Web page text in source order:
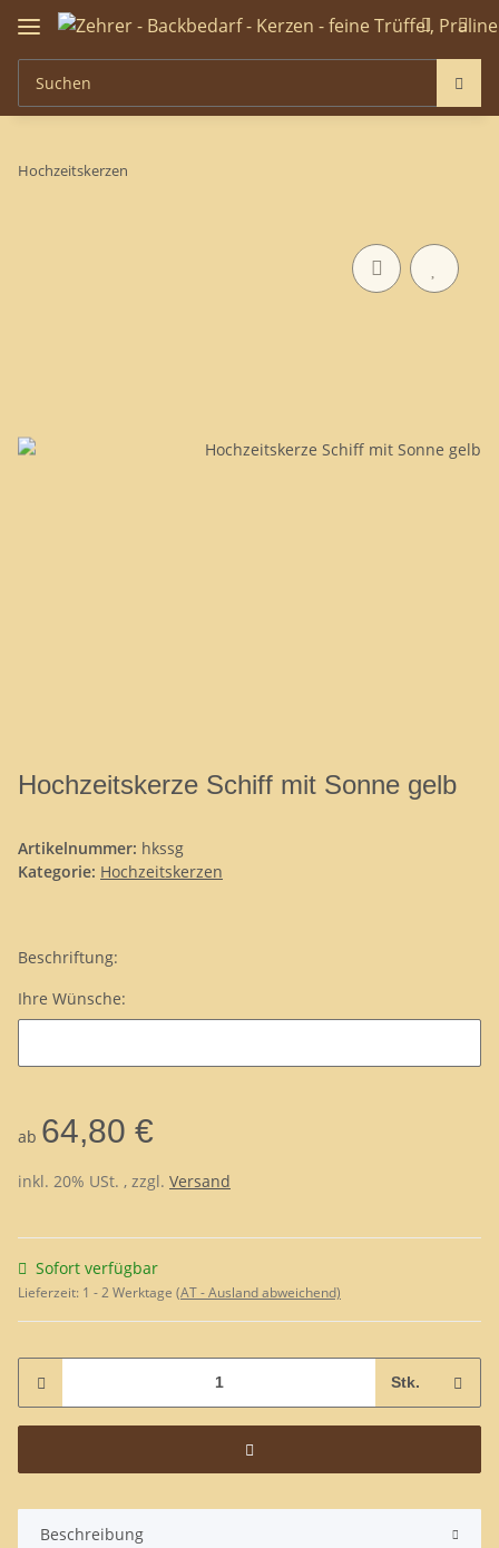
Hochzeitskerzen
Hochzeitskerze Schiff mit Sonne gelb
Artikelnummer: hkssg
Kategorie: Hochzeitskerzen
Beschriftung:
Ihre Wünsche:
ab 64,80 €
inkl. 20% USt. , zzgl. Versand
Sofort verfügbar
Lieferzeit: 1 - 2 Werktage (AT - Ausland abweichend)
Stk.
Beschreibung